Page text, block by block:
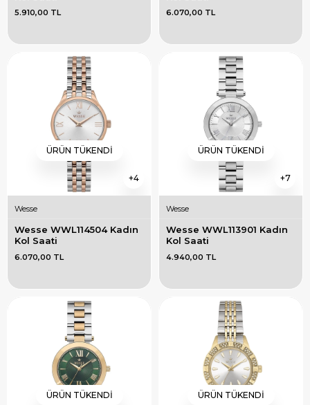
5.910,00 TL 6.070,00 TL
4
ÜRÜN TÜKENDI
Wesse
Wesse WWL114504 Kadın
Kol Saati
6.070,00 TL
7
ÜRÜN TÜKENDI
Wesse
Wesse WWL113901 Kadın
Kol Saati
4.940,00 TL
ÜRÜN TÜKENDI ÜRÜN TÜKENDI